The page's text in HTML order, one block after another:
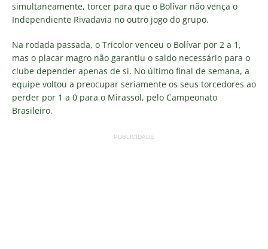
simultaneamente, torcer para que o Bolívar não vença o
Independiente Rivadavia no outro jogo do grupo.
Na rodada passada, o Tricolor venceu o Bolívar por 2 a 1,
mas o placar magro não garantiu o saldo necessário para o
clube depender apenas de si. No último final de semana, a
equipe voltou a preocupar seriamente os seus torcedores ao
perder por 1 a 0 para o Mirassol, pelo Campeonato
Brasileiro.
PUBLICIDADE